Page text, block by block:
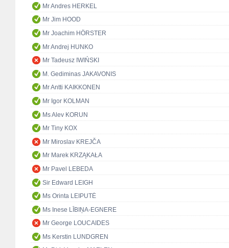
Mr Andres HERKEL
Mr Jim HOOD
Mr Joachim HÖRSTER
Mr Andrej HUNKO
Mr Tadeusz IWIŃSKI
M. Gediminas JAKAVONIS
Mr Antti KAIKKONEN
Mr Igor KOLMAN
Ms Alev KORUN
Mr Tiny KOX
Mr Miroslav KREJČA
Mr Marek KRZĄKAŁA
Mr Pavel LEBEDA
Sir Edward LEIGH
Ms Orinta LEIPUTĖ
Ms Inese LĪBIŅA-EGNERE
Mr George LOUCAIDES
Ms Kerstin LUNDGREN